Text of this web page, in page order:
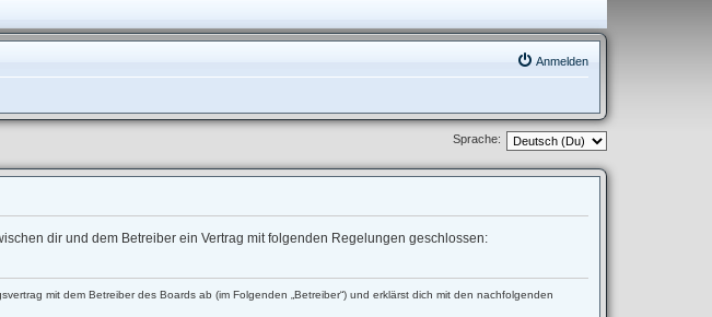
Anmelden
Sprache:
dir und dem Betreiber ein Vertrag mit folgenden Regelungen geschlossen:
mit dem Betreiber des Boards ab (im Folgenden „Betreiber“) und erklärst dich mit den nachfolgenden